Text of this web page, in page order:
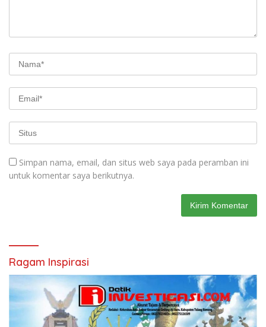
Simpan nama, email, dan situs web saya pada peramban ini
untuk komentar saya berikutnya.
Ragam Inspirasi